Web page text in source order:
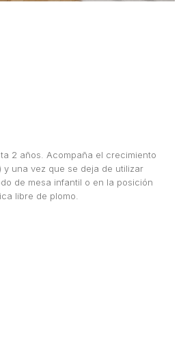
2 años. Acompaña el crecimiento
una vez que se deja de utilizar
de mesa infantil o en la posición
libre de plomo.